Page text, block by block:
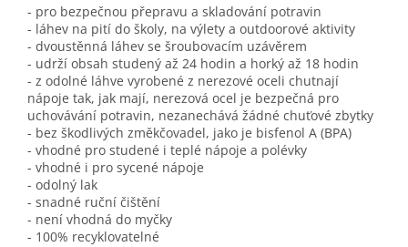
- pro bezpečnou přepravu a skladování potravin
- láhev na pití do školy, na výlety a outdoorové aktivity
- dvoustěnná láhev se šroubovacím uzávěrem
- udrží obsah studený až 24 hodin a horký až 18 hodin
- z odolné láhve vyrobené z nerezové oceli chutnají
nápoje tak, jak mají, nerezová ocel je bezpečná pro
uchovávání potravin, nezanechává žádné chuťové zbytky
- bez škodlivých změkčovadel, jako je bisfenol A (BPA)
- vhodné pro studené i teplé nápoje a polévky
- vhodné i pro sycené nápoje
- odolný lak
- snadné ruční čištění
- není vhodná do myčky
- 100% recyklovatelné